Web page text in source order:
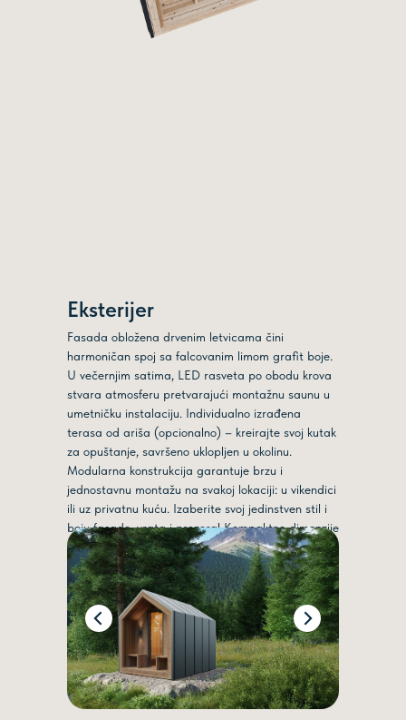
Eksterijer
Fasada obložena drvenim letvicama čini
harmoničan spoj sa falcovanim limom grafit boje.
U večernjim satima, LED rasveta po obodu krova
stvara atmosferu pretvarajući montažnu saunu u
umetničku instalaciju. Individualno izrađena
terasa od ariša (opcionalno) – kreirajte svoj kutak
za opuštanje, savršeno uklopljen u okolinu.
Modularna konstrukcija garantuje brzu i
jednostavnu montažu na svakoj lokaciji: u vikendici
ili uz privatnu kuću. Izaberite svoj jedinstven stil i
boju fasade, vrata i prozora! Kompaktne dimenzije
i mobilnost ovu saunu za dvorište čine savršenim
rešenjem za potpuno opuštanje i rekreaciju.